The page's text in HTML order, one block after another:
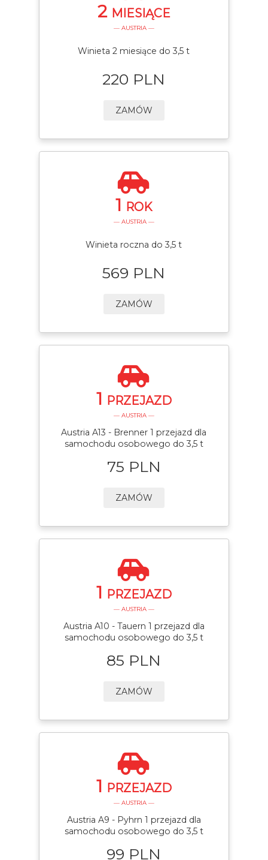
2 MIESIĄCE
— AUSTRIA —
Winieta 2 miesiące do 3,5 t
220 PLN
ZAMÓW
1 ROK
— AUSTRIA —
Winieta roczna do 3,5 t
569 PLN
ZAMÓW
1 PRZEJAZD
— AUSTRIA —
Austria A13 - Brenner 1 przejazd dla
samochodu osobowego do 3,5 t
75 PLN
ZAMÓW
1 PRZEJAZD
— AUSTRIA —
Austria A10 - Tauern 1 przejazd dla
samochodu osobowego do 3,5 t
85 PLN
ZAMÓW
1 PRZEJAZD
— AUSTRIA —
Austria A9 - Pyhrn 1 przejazd dla
samochodu osobowego do 3,5 t
99 PLN